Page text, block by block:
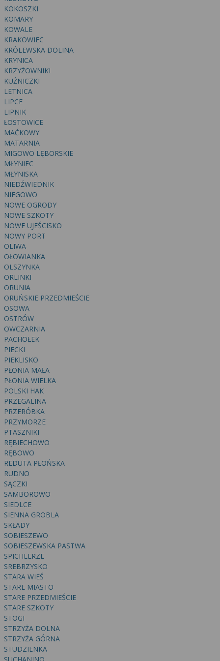
KOKOSZKI
KOMARY
KOWALE
KRAKOWIEC
KRÓLEWSKA DOLINA
KRYNICA
KRZYŻOWNIKI
KUŹNICZKI
LETNICA
LIPCE
LIPNIK
ŁOSTOWICE
MAĆKOWY
MATARNIA
MIGOWO LĘBORSKIE
MŁYNIEC
MŁYNISKA
NIEDŹWIEDNIK
NIEGOWO
NOWE OGRODY
NOWE SZKOTY
NOWE UJEŚCISKO
NOWY PORT
OLIWA
OŁOWIANKA
OLSZYNKA
ORLINKI
ORUNIA
ORUŃSKIE PRZEDMIEŚCIE
OSOWA
OSTRÓW
OWCZARNIA
PACHOŁEK
PIECKI
PIEKLISKO
PŁONIA MAŁA
PŁONIA WIELKA
POLSKI HAK
PRZEGALINA
PRZERÓBKA
PRZYMORZE
PTASZNIKI
RĘBIECHOWO
RĘBOWO
REDUTA PŁOŃSKA
RUDNO
SĄCZKI
SAMBOROWO
SIEDLCE
SIENNA GROBLA
SKŁADY
SOBIESZEWO
SOBIESZEWSKA PASTWA
SPICHLERZE
SREBRZYSKO
STARA WIEŚ
STARE MIASTO
STARE PRZEDMIEŚCIE
STARE SZKOTY
STOGI
STRZYŻA DOLNA
STRZYŻA GÓRNA
STUDZIENKA
możesz też wycofać zgodę na przetwarzanie Twoich
danych tylko w niektórych celach. Jeżeli chcesz
dowiedzieć się więcej lub chcesz przeprowadzić
konfigurację szczegółową, to możesz tego dokonać
za pomocą „Ustawień zaawansowanych”.
Więcej informacji na temat wykorzystywania
narzędzi zewnętrznych w naszym serwisie
znajdziesz w Regulaminie Serwisu.